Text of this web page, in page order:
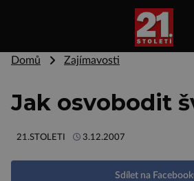
Domů Zajímavosti
Jak osvobodit
21.STOLETI 3.12.2007
Sdílet na